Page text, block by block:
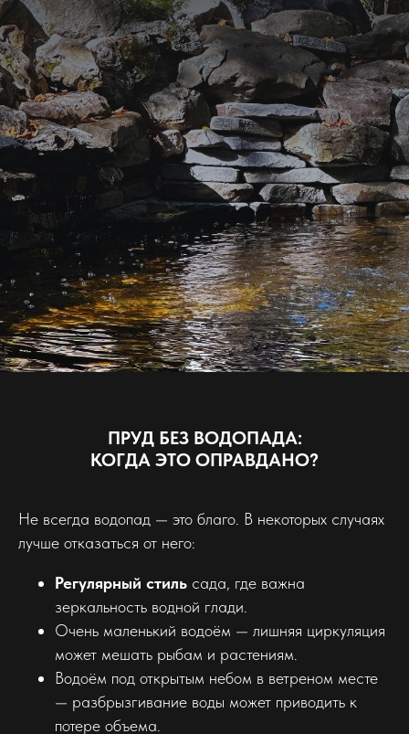
ПРУД БЕЗ ВОДОПАДА:
КОГДА ЭТО ОПРАВДАНО?
Не всегда водопад — это благо. В некоторых случаях
лучше отказаться от него:
Регулярный стиль сада, где важна
зеркальность водной глади.
Очень маленький водоём — лишняя циркуляция
может мешать рыбам и растениям.
Водоём под открытым небом в ветреном месте
— разбрызгивание воды может приводить к
потере объема.